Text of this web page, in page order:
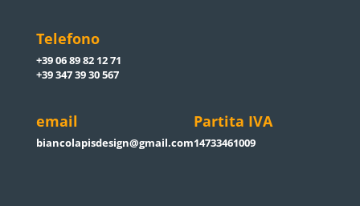
Telefono
+39 06 89 82 12 71
+39 347 39 30 567
email
biancolapisdesign@gmail.com
Partita IVA
14733461009